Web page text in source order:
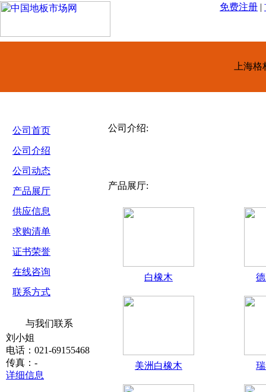
免费注册 |
上海
公司首页
公司介绍
公司动态
产品展厅
供应信息
求购清单
证书荣誉
在线咨询
联系方式
与我们联系
刘小姐
电话：021-69155468
传真：-
详细信息
公司介绍:
产品展厅:
白橡木
美洲白橡木